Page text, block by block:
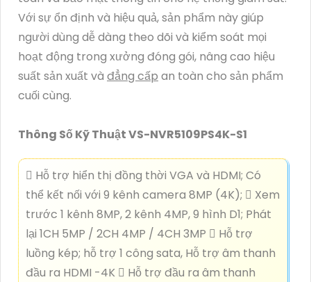
Với sự ổn định và hiệu quả, sản phẩm này giúp
người dùng dễ dàng theo dõi và kiểm soát mọi
hoạt động trong xưởng đóng gói, nâng cao hiệu
suất sản xuất và đẳng cấp an toàn cho sản phẩm
cuối cùng.
Thông Số Kỹ Thuật VS-NVR5109PS4K-S1
 Hỗ trợ hiển thị đồng thời VGA và HDMI; Có
thể kết nối với 9 kênh camera 8MP (4K);  Xem
trước 1 kênh 8MP, 2 kênh 4MP, 9 hình D1; Phát
lại 1CH 5MP / 2CH 4MP / 4CH 3MP  Hỗ trợ
luồng kép; hỗ trợ 1 công sata, Hỗ trợ âm thanh
đầu ra HDMI -4K  Hỗ trợ đầu ra âm thanh